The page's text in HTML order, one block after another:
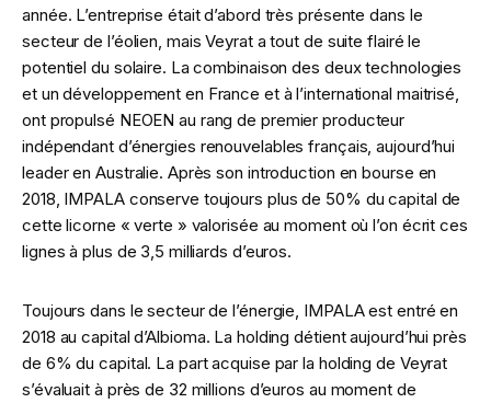
année. L’entreprise était d’abord très présente dans le
secteur de l’éolien, mais Veyrat a tout de suite flairé le
potentiel du solaire. La combinaison des deux technologies
et un développement en France et à l’international maitrisé,
ont propulsé NEOEN au rang de premier producteur
indépendant d’énergies renouvelables français, aujourd’hui
leader en Australie. Après son introduction en bourse en
2018, IMPALA conserve toujours plus de 50% du capital de
cette licorne « verte » valorisée au moment où l’on écrit ces
lignes à plus de 3,5 milliards d’euros.
Toujours dans le secteur de l’énergie, IMPALA est entré en
2018 au capital d’Albioma. La holding détient aujourd’hui près
de 6% du capital. La part acquise par la holding de Veyrat
s’évaluait à près de 32 millions d’euros au moment de